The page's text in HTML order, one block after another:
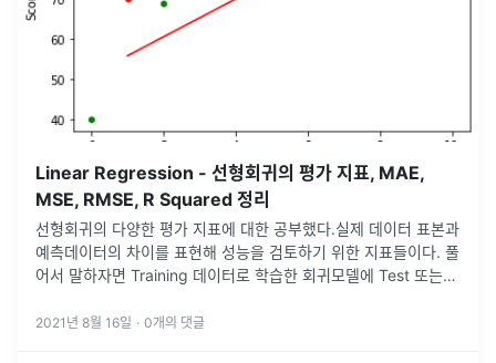
Linear Regression - 선형회귀의 평가 지표, MAE,
MSE, RMSE, R Squared 정리
선형회귀의 다양한 평가 지표에 대한 공부했다.실제 데이터 표본과
예측데이터의 차이를 표현해 성능을 검토하기 위한 지표들이다. 풀
어서 말하자면 Training 데이터로 학습한 회귀모델에 Test 또는
본...
2021년 8월 16일 · 0개의 댓글